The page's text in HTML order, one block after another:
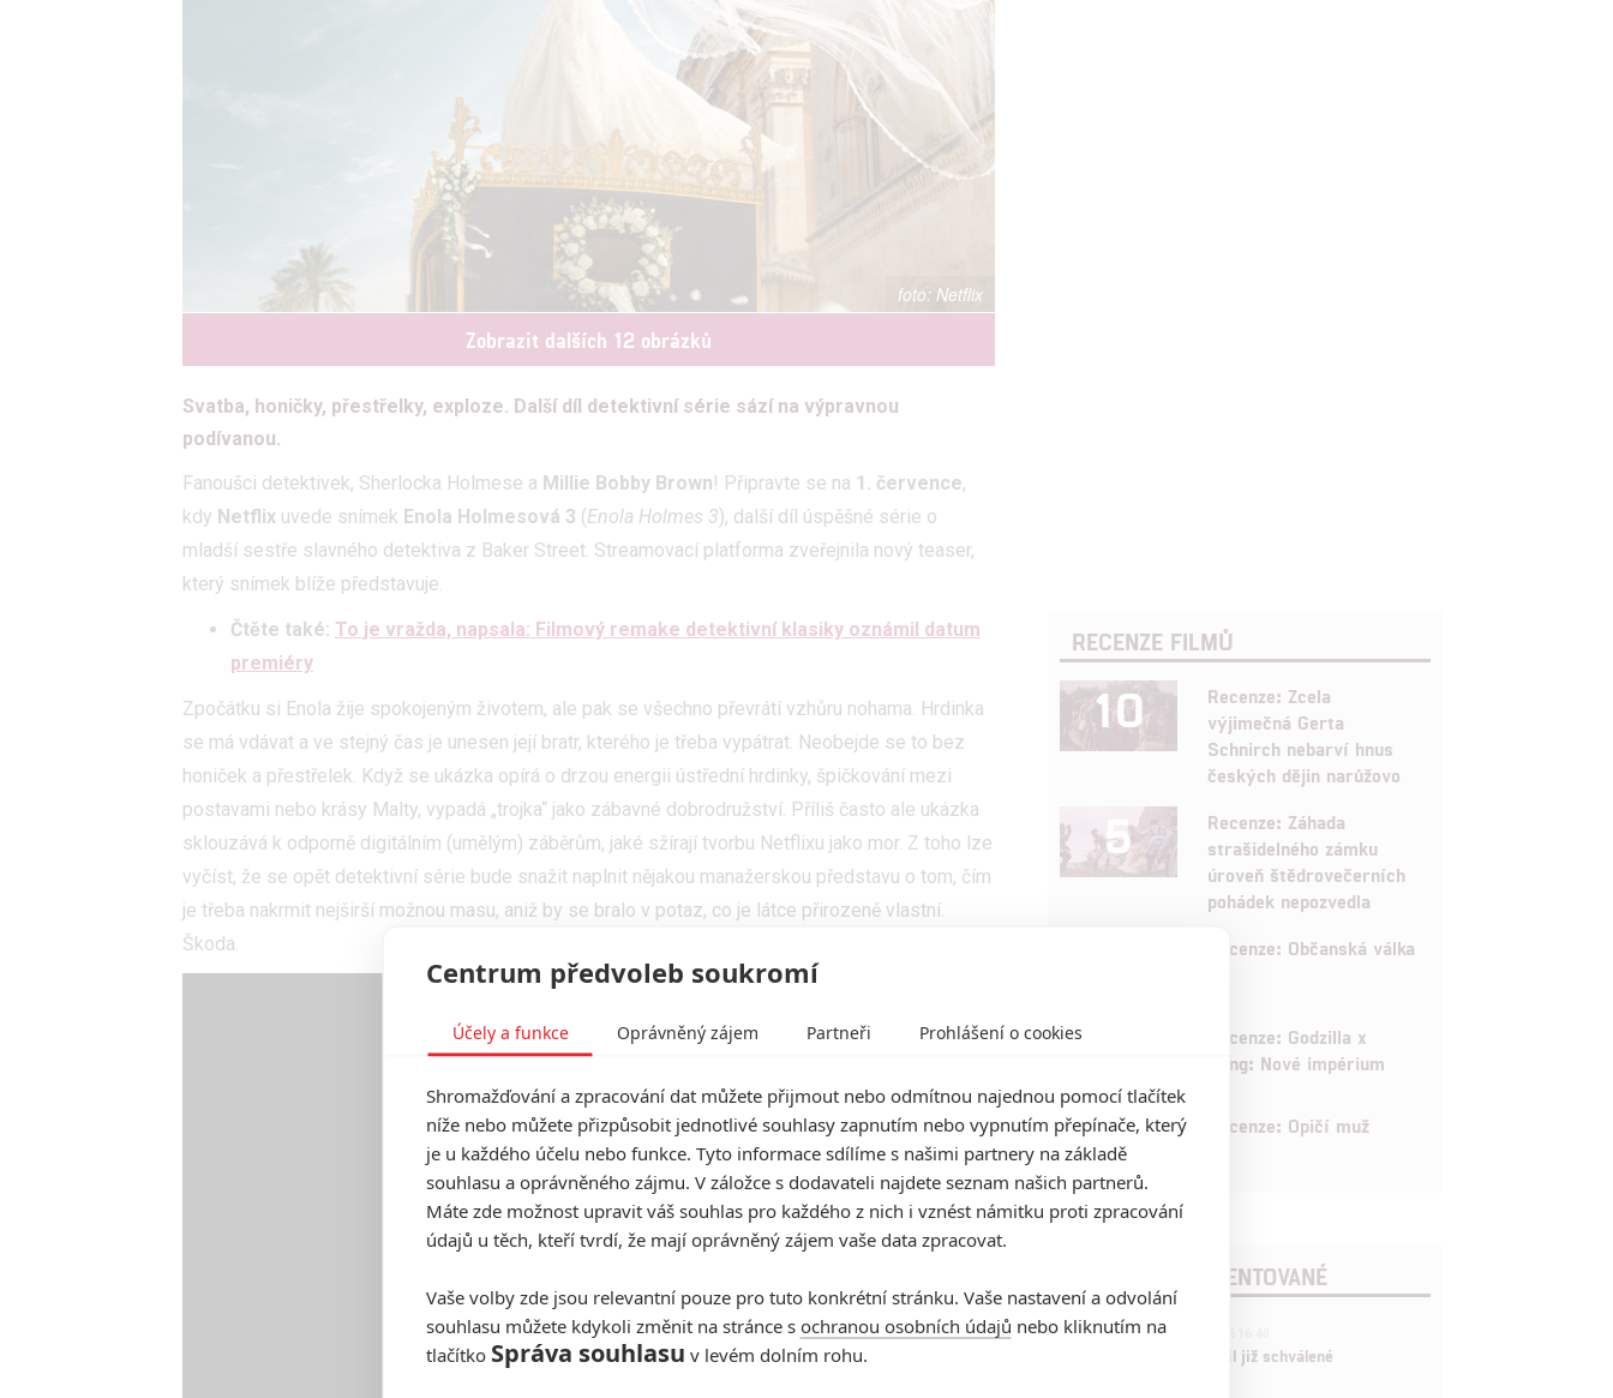
Netflix
Zobrazit dalších 12 obrázků
Svatba, honičky, přestřelky, exploze. Další díl detektivní série sází na výpravnou
podívanou.
Fanoušci detektivek, Sherlocka Holmese a Millie Bo b by Brown! Připravte se na 1. července,
kdy Netflix uvede snímek Enola Holmesová 3 (Enola Holmes 3), další díl úspěšné série o
mladší sestře slavného detektiva z Baker Street. Streamovací platforma zveřejnila nový teaser,
který snímek blíže představuje.
Čtěte také: To je vražda, napsala: Filmový remake detektivní klasiky oznámil datum
premiéry
Zpočátku si Enola žije spokojeným životem, ale pak se všechno převrátí vzhůru nohama. Hrdinka
se má vdávat a ve stejný čas je unesen její bratr, kterého je třeba vypátrat. Neobejde se to bez
honiček a přestřelek. Když se ukázka opírá o drzou energii ústřední hrdinky, špičkování mezi
postavami nebo krásy Malty, vypadá „trojka“ jako zábavné dobrodružství. Příliš často ale ukázka
sklouzává k odporně digitálním (umělým) záběrům, jaké sžírají tvorbu Netflixu jako mor. Z toho lze
vyčíst, že se opět detektivní série bude snažit naplnit nějakou manažerskou představu o tom, čím
je třeba nakrmit nejširší možnou masu, aniž by se bralo v potaz, co je látce přirozeně vlastní.
Škoda.
RECENZE FILMŮ
10
Recenze: Zcela
výjimečná Gerta
Schnirch nebarví hnus
českých dějin narůžovo
5
Recenze: Záhada
strašidelného zámku
úroveň štědrovečerních
pohádek nepozvedla
Recenze: Občanská válka
Recenze: Godzilla x
Kong: Nové impérium
8 Recenze: Opičí muž
POSLEDNÍ KOMENTOVANÉ
3ČLÁNEK | 01.08.2026 16:40
Marvel nečekaně zrušil již schválené
Centrum předvoleb soukromí
Účely a funkce Oprávněný zájem Partneři Prohlášení o cookies
Shromažďování a zpracování dat můžete přijmout nebo odmítnou najednou pomocí tlačítek
níže nebo můžete přizpůsobit jednotlivé souhlasy zapnutím nebo vypnutím přepínače, který
je u každého účelu nebo funkce. Tyto informace sdílíme s našimi partnery na základě
souhlasu a oprávněného zájmu. V záložce s dodavateli najdete seznam našich partnerů.
Máte zde možnost upravit váš souhlas pro každého z nich i vznést námitku proti zpracování
údajů u těch, kteří tvrdí, že mají oprávněný zájem vaše data zpracovat.
Vaše volby zde jsou relevantní pouze pro tuto konkrétní stránku. Vaše nastavení a odvolání
souhlasu můžete kdykoli změnit na stránce s ochranou osobních údajů nebo kliknutím na
tlačítko Správa souhlasu v levém dolním rohu.